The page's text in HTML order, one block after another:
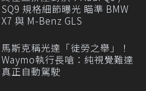
SQ9 規格細節曝光 瞄準 BMW
X7 與 M-Benz GLS
馬斯克稱光達「徒勞之舉」！
Waymo執行長嗆：純視覺難達
真正自動駕駛